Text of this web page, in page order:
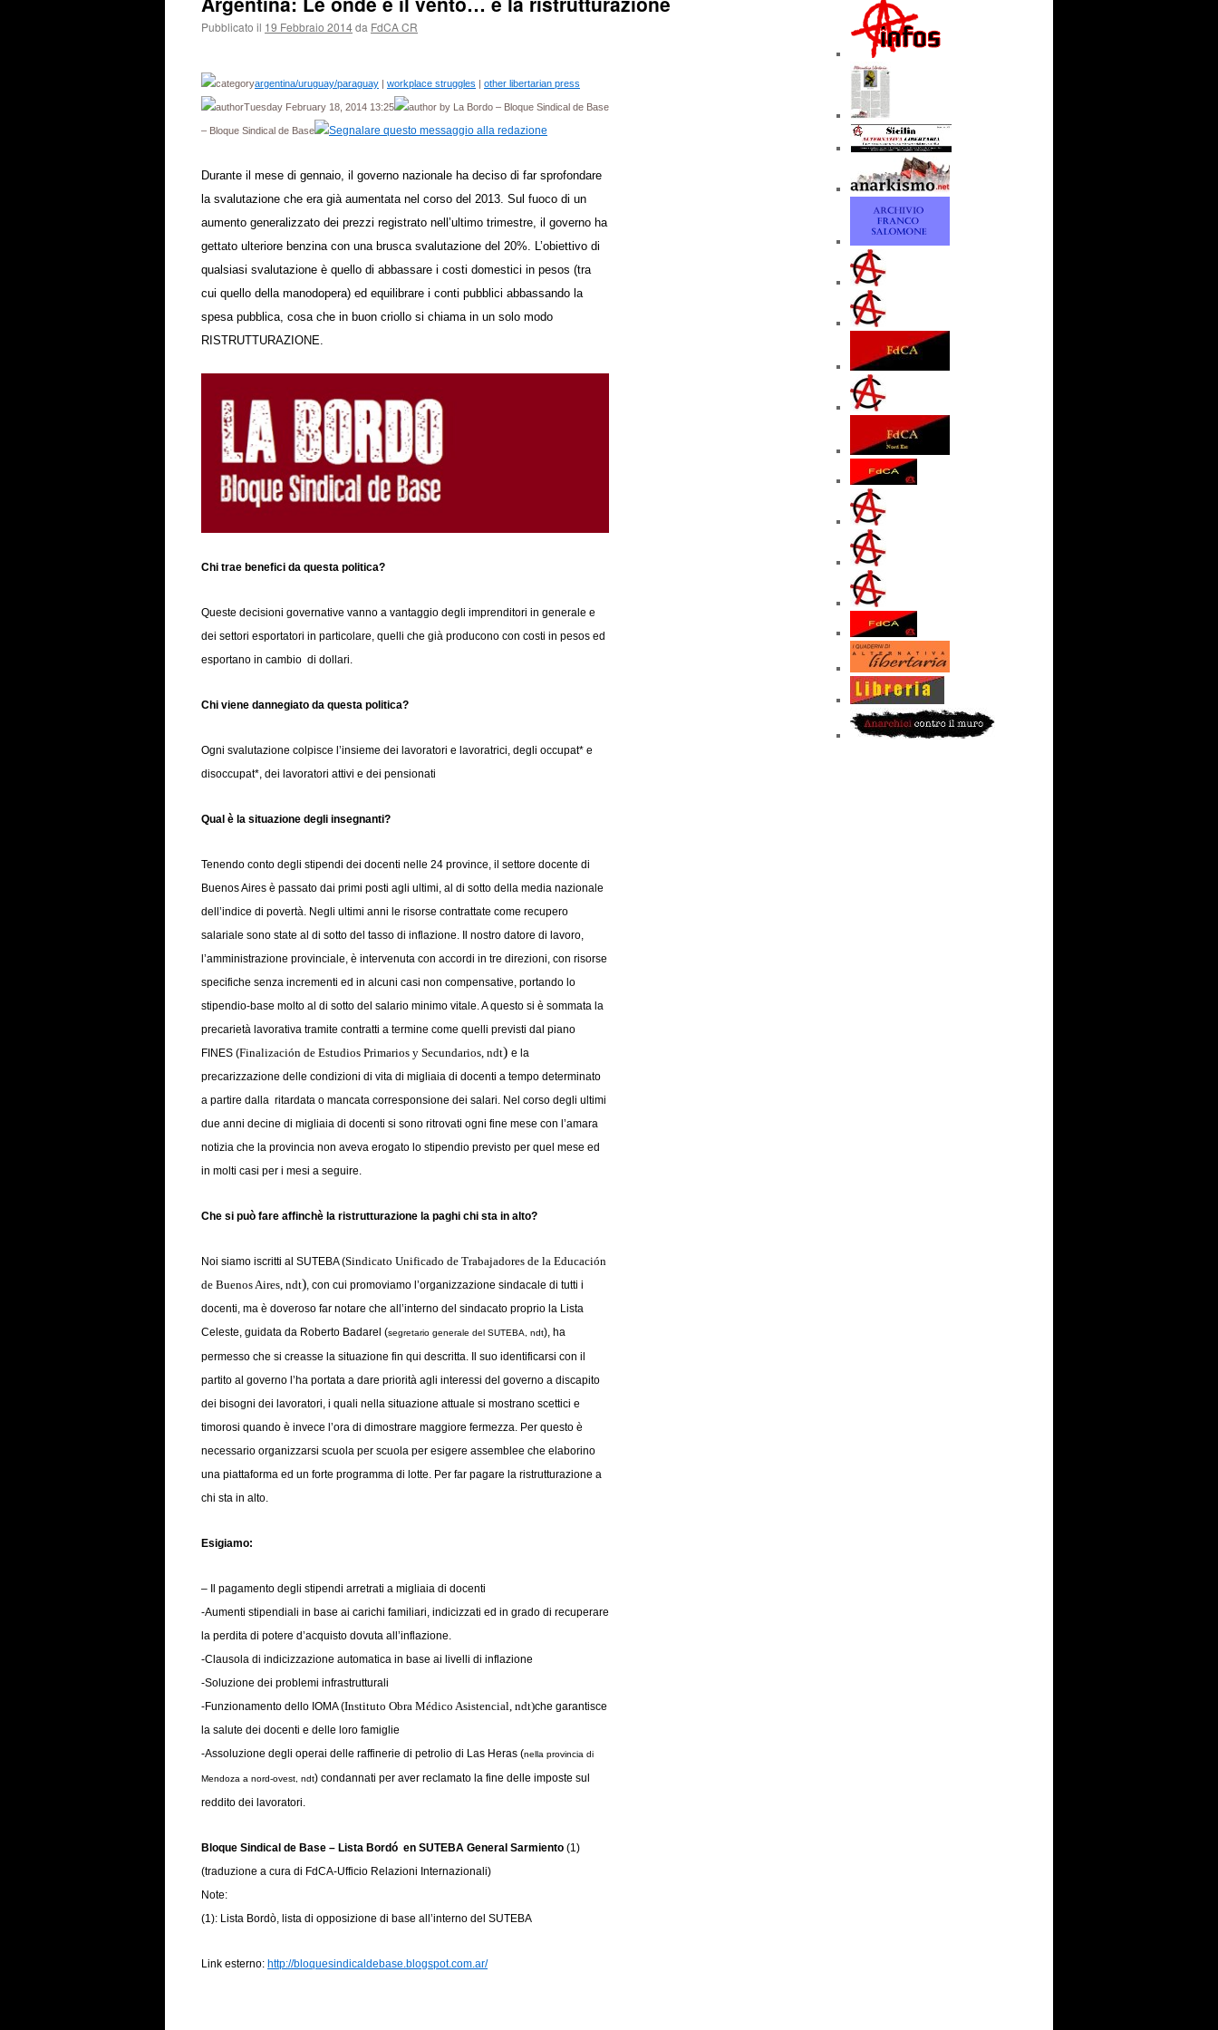
Pubblicato il 19 Febbraio 2014da FdCA CR
argentina/uruguay/paraguay | workplace struggles | other libertarian press
Tuesday February 18, 2014 13:25 by La Bordo – Bloque Sindical de Base
– Bloque Sindical de Base
Durante il mese di gennaio, il governo nazionale ha deciso di far sprofondare
la svalutazione che era già aumentata nel corso del 2013. Sul fuoco di un
aumento generalizzato dei prezzi registrato nell’ultimo trimestre, il governo ha
gettato ulteriore benzina con una brusca svalutazione del 20%. L’obiettivo di
qualsiasi svalutazione è quello di abbassare i costi domestici in pesos (tra
cui quello della manodopera) ed equilibrare i conti pubblici abbassando la
spesa pubblica, cosa che in buon criollo si chiama in un solo modo
RISTRUTTURAZIONE.
Chi trae benefici da questa politica?
Queste decisioni governative vanno a vantaggio degli imprenditori in generale e
dei settori esportatori in particolare, quelli che già producono con costi in pesos ed
esportano in cambio di dollari.
Chi viene dannegiato da questa politica?
Ogni svalutazione colpisce l’insieme dei lavoratori e lavoratrici, degli occupat* e
disoccupat*, dei lavoratori attivi e dei pensionati
Qual è la situazione degli insegnanti?
Tenendo conto degli stipendi dei docenti nelle 24 province, il settore docente di
Buenos Aires è passato dai primi posti agli ultimi, al di sotto della media nazionale
dell’indice di povertà. Negli ultimi anni le risorse contrattate come recupero
salariale sono state al di sotto del tasso di inflazione. Il nostro datore di lavoro,
l’amministrazione provinciale, è intervenuta con accordi in tre direzioni, con risorse
specifiche senza incrementi ed in alcuni casi non compensative, portando lo
stipendio-base molto al di sotto del salario minimo vitale. A questo si è sommata la
precarietà lavorativa tramite contratti a termine come quelli previsti dal piano
FINES (Finalización de Estudios Primarios y Secundarios, ndt) e la
precarizzazione delle condizioni di vita di migliaia di docenti a tempo determinato
a partire dalla ritardata o mancata corresponsione dei salari. Nel corso degli ultimi
due anni decine di migliaia di docenti si sono ritrovati ogni fine mese con l’amara
notizia che la provincia non aveva erogato lo stipendio previsto per quel mese ed
in molti casi per i mesi a seguire.
Che si può fare affinchè la ristrutturazione la paghi chi sta in alto?
Noi siamo iscritti al SUTEBA (Sindicato Unificado de Trabajadores de la Educación
de Buenos Aires, ndt), con cui promoviamo l’organizzazione sindacale di tutti i
docenti, ma è doveroso far notare che all’interno del sindacato proprio la Lista
Celeste, guidata da Roberto Badarel (segretario generale del SUTEBA, ndt), ha
permesso che si creasse la situazione fin qui descritta. Il suo identificarsi con il
partito al governo l’ha portata a dare priorità agli interessi del governo a discapito
dei bisogni dei lavoratori, i quali nella situazione attuale si mostrano scettici e
timorosi quando è invece l’ora di dimostrare maggiore fermezza. Per questo è
necessario organizzarsi scuola per scuola per esigere assemblee che elaborino
una piattaforma ed un forte programma di lotte. Per far pagare la ristrutturazione a
chi sta in alto.
Esigiamo:
– Il pagamento degli stipendi arretrati a migliaia di docenti
-Aumenti stipendiali in base ai carichi familiari, indicizzati ed in grado di recuperare
la perdita di potere d’acquisto dovuta all’inflazione.
-Clausola di indicizzazione automatica in base ai livelli di inflazione
-Soluzione dei problemi infrastrutturali
-Funzionamento dello IOMA (Instituto Obra Médico Asistencial, ndt)che garantisce
la salute dei docenti e delle loro famiglie
-Assoluzione degli operai delle raffinerie di petrolio di Las Heras (nella provincia di
Mendoza a nord-ovest, ndt) condannati per aver reclamato la fine delle imposte sul
reddito dei lavoratori.
Bloque Sindical de Base – Lista Bordó en SUTEBA General Sarmiento (1)
(traduzione a cura di FdCA-Ufficio Relazioni Internazionali)
Note:
(1): Lista Bordò, lista di opposizione di base all’interno del SUTEBA
Link esterno: http://bloquesindicaldebase.blogspot.com.ar/